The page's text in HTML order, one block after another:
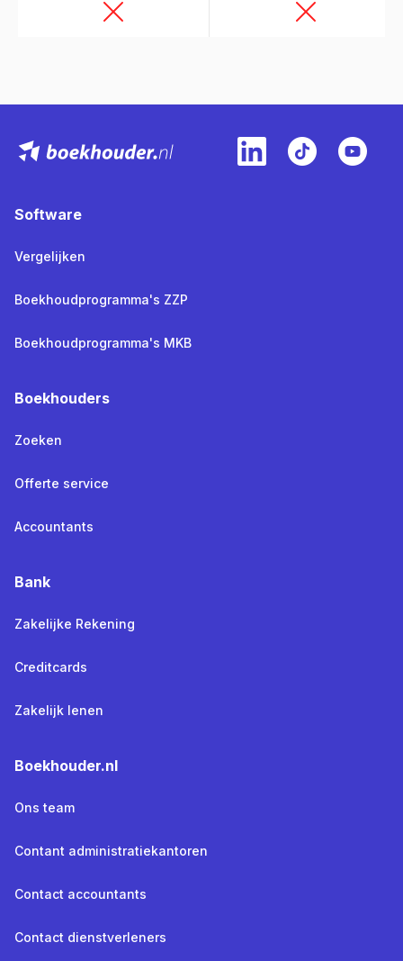
Software
Vergelijken
Boekhoudprogramma's ZZP
Boekhoudprogramma's MKB
Boekhouders
Zoeken
Offerte service
Accountants
Bank
Zakelijke Rekening
Creditcards
Zakelijk lenen
Boekhouder.nl
Ons team
Contant administratiekantoren
Contact accountants
Contact dienstverleners